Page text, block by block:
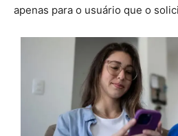
apenas para o usuário que o